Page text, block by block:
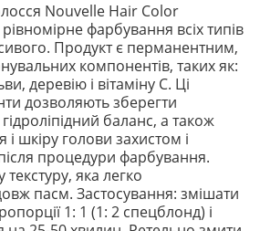
Nouvelle Hair Color
рівномірне фарбування всіх типів
Продукт є перманентним,
компонентів, таких як:
деревію і вітаміну С. Ці
дозволяють зберегти
баланс, а також
і шкіру голови захистом і
процедури фарбування.
яка легко
пасм. Застосування: змішати
1: 1 (1: 2 спецблонд) і